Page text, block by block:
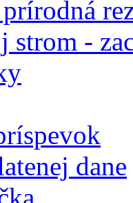
strom -
dane